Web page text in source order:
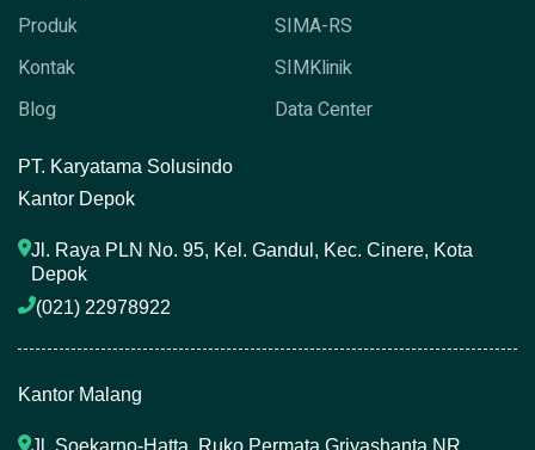
Produk
Kontak
Blog
SIMA-RS
SIMKlinik
Data Center
PT. Karyatama Solusindo
Kantor Depok
Jl. Raya PLN No. 95, Kel. Gandul, Kec. Cinere, Kota
Depok
(021) 22978922
Kantor Malang
Jl. Soekarno-Hatta, Ruko Permata Griyashanta NR.